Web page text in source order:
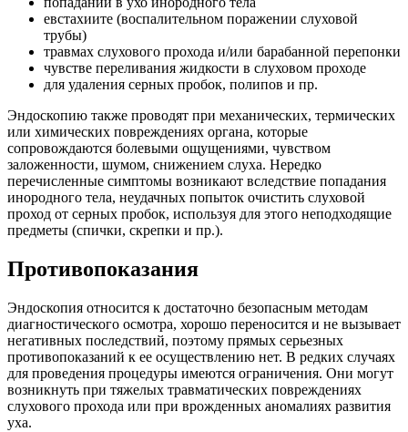
евстахиите (воспалительном поражении слуховой
трубы)
травмах слухового прохода и/или барабанной перепонки
чувстве переливания жидкости в слуховом проходе
для удаления серных пробок, полипов и пр.
Эндоскопию также проводят при механических, термических
или химических повреждениях органа, которые
сопровождаются болевыми ощущениями, чувством
заложенности, шумом, снижением слуха. Нередко
перечисленные симптомы возникают вследствие попадания
инородного тела, неудачных попыток очистить слуховой
проход от серных пробок, используя для этого неподходящие
предметы (спички, скрепки и пр.).
Противопоказания
Эндоскопия относится к достаточно безопасным методам
диагностического осмотра, хорошо переносится и не вызывает
негативных последствий, поэтому прямых серьезных
противопоказаний к ее осуществлению нет. В редких случаях
для проведения процедуры имеются ограничения. Они могут
возникнуть при тяжелых травматических повреждениях
слухового прохода или при врожденных аномалиях развития
уха.